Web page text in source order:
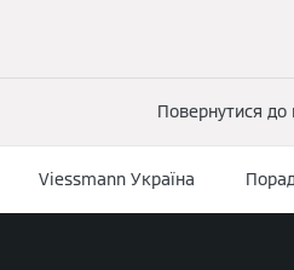
Повернутися до
Viessmann Україна